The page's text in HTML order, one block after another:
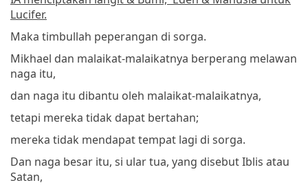
Lucifer.
Maka timbullah peperangan di sorga.
Mikhael dan malaikat-malaikatnya berperang melawan
naga itu,
dan naga itu dibantu oleh malaikat-malaikatnya,
tetapi mereka tidak dapat bertahan;
mereka tidak mendapat tempat lagi di sorga.
Dan naga besar itu, si ular tua, yang disebut Iblis atau
Satan,